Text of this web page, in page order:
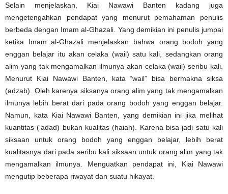
Selain menjelaskan, Kiai Nawawi Banten kadang juga
mengetengahkan pendapat yang menurut pemahaman penulis
berbeda dengan Imam al-Ghazali. Yang demikian ini penulis jumpai
ketika Imam al-Ghazali menjelaskan bahwa orang bodoh yang
enggan belajar itu akan celaka (wail) satu kali, sedangkan orang
alim yang tak mengamalkan ilmunya akan celaka (wail) seribu kali.
Menurut Kiai Nawawi Banten, kata “wail” bisa bermakna siksa
(adzab). Oleh karenya siksanya orang alim yang tak mengamalkan
ilmunya lebih berat dari pada orang bodoh yang enggan belajar.
Namun, kata Kiai Nawawi Banten, yang demikian ini jika melihat
kuantitas (‘adad) bukan kualitas (haiah). Karena bisa jadi satu kali
siksaan untuk orang bodoh yang enggan belajar, lebih berat
kualitasnya dari pada seribu kali siksaan untuk orang alim yang tak
mengamalkan ilmunya. Menguatkan pendapat ini, Kiai Nawawi
mengutip beberapa riwayat dan suatu hikayat.